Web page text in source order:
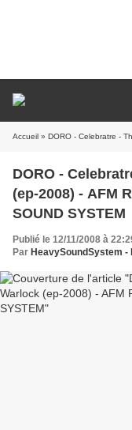
Accueil » DORO - Celebratre - The Night of
DORO -
(ep-2008) - AFM
SOUND SYSTEM
Publié le 12/11/2008 à
Par HeavySoundSystem -